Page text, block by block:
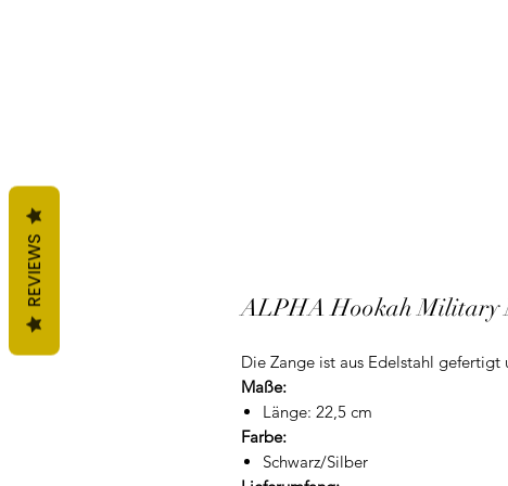
ALPHA Hookah Military
Die Zange ist aus Edelstahl gefertigt
Maße:
Länge: 22,5 cm
Farbe:
Schwarz/Silber
REVIEWS